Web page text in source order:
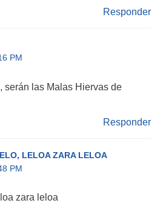
Responder
PM
serán las Malas Hiervas de
Responder
LELOA ZARA LELOA
PM
zara leloa